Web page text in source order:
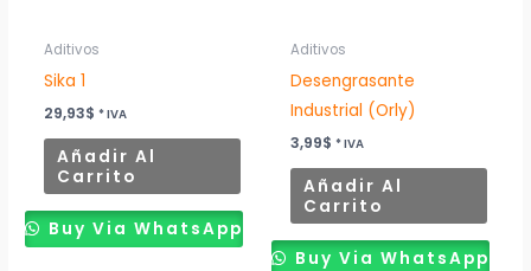
Aditivos
Sika 1
29,93$ * IVA
Añadir Al
Carrito
Buy Via WhatsApp
Aditivos
Desengrasante
Industrial (Orly)
3,99$ * IVA
Añadir Al
Carrito
Buy Via WhatsApp